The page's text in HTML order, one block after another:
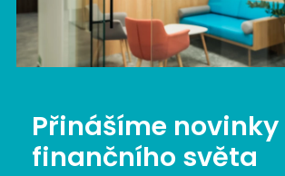
Přinášíme novinky
finančního světa